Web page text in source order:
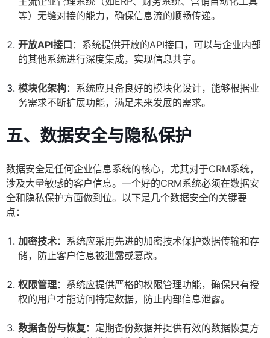
等）无缝对接的能力，确保信息流的顺畅传递。
开放API接口 ：系统提供开放的API接口，可以与企业内部
的其他系统进行深度集成，实现信息共享。
模块化架构：系统应具备良好的模块化设计，能够根据业
务需求不断扩展功能，满足未来发展的需求。
五、数据安全与隐私保护
数据安全是任何企业信息系统的核心，尤其对于CRM系统，
涉及大量敏感的客户信息。一个好的CRM系统必须在数据安
全和隐私保护方面做到位。以下是几个数据安全的关键要
点：
加密技术：系统应采用先进的加密技术保护数据传输和存
储，防止客户信息被泄露或篡改。
权限管理：系统应提供严格的权限管理功能，确保只有授
权的用户才能访问特定数据，防止内部信息泄露。
数据备份与恢复 ：定期备份数据并提供有效的数据恢复方